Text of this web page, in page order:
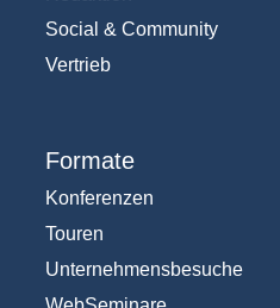
Social & Community
Vertrieb
Formate
Konferenzen
Touren
Unternehmensbesuche